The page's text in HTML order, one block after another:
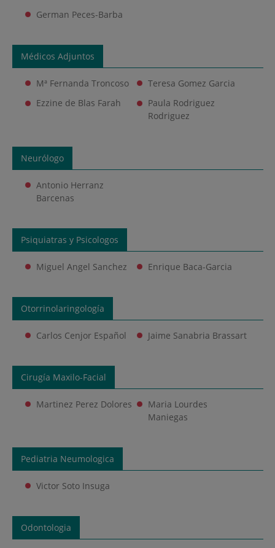
German Peces-Barba
Médicos Adjuntos
Mª Fernanda Troncoso
Teresa Gomez Garcia
Ezzine de Blas Farah
Paula Rodriguez
Rodriguez
Neurólogo
Antonio Herranz
Barcenas
Psiquiatras y Psicologos
Miguel Angel Sanchez Enrique Baca-Garcia
Otorrinolaringología
Carlos Cenjor Español Jaime Sanabria Brassart
Cirugía Maxilo-Facial
Martinez Perez Dolores
Maria Lourdes
Maniegas
Pediatria Neumologica
Victor Soto Insuga
Odontologia